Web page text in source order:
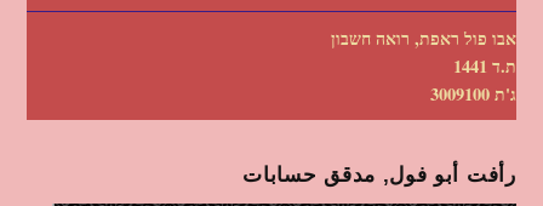
אבו פול ראפת, רואה חשבון
ת.ד 1441
ג'ת 3009100
رأفت أبو فول, مدقق حسابات